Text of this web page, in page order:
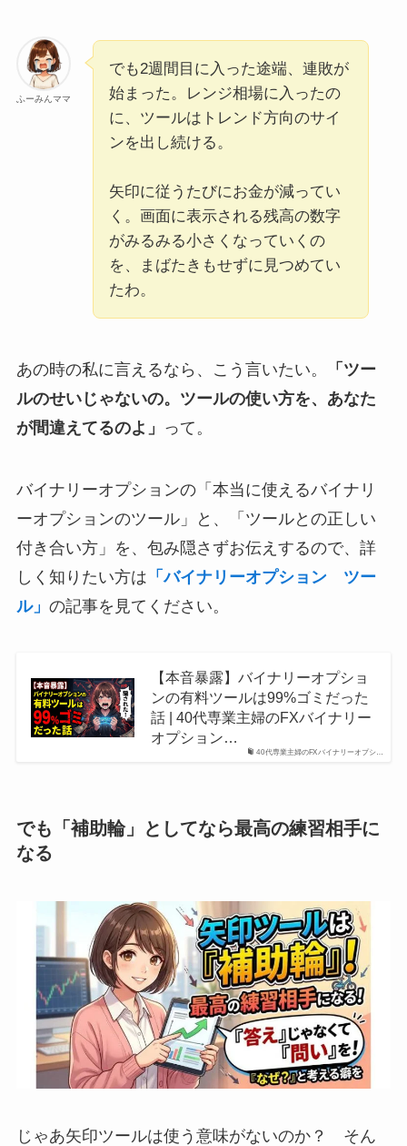
ふーみんママ
でも2週間目に入った途端、連敗が
始まった。レンジ相場に入ったの
に、ツールはトレンド方向のサイ
ンを出し続ける。
矢印に従うたびにお金が減ってい
く。画面に表示される残高の数字
がみるみる小さくなっていくの
を、まばたきもせずに見つめてい
たわ。
あの時の私に言えるなら、こう言いたい。
「ツー
ルのせいじゃないの。ツールの使い方を、あなた
が間違えてるのよ」 って。
バイナリーオプションの「本当に使えるバイナリ
ーオプションのツール」と、「ツールとの正しい
付き合い方」を、包み隠さずお伝えするので、詳
しく知りたい方は 「バイナリーオプション ツー
ル」 の記事を見てください。
40代専業主婦のFXバイナリーオプシ…
【本音暴露】バイナリーオプショ
ンの有料ツールは99%ゴミだった
話 | 40代専業主婦のFXバイナリー
オプション…
でも「補助輪」としてなら最高の練習相手に
なる
じゃあ矢印ツールは使う意味がないのか？ そん